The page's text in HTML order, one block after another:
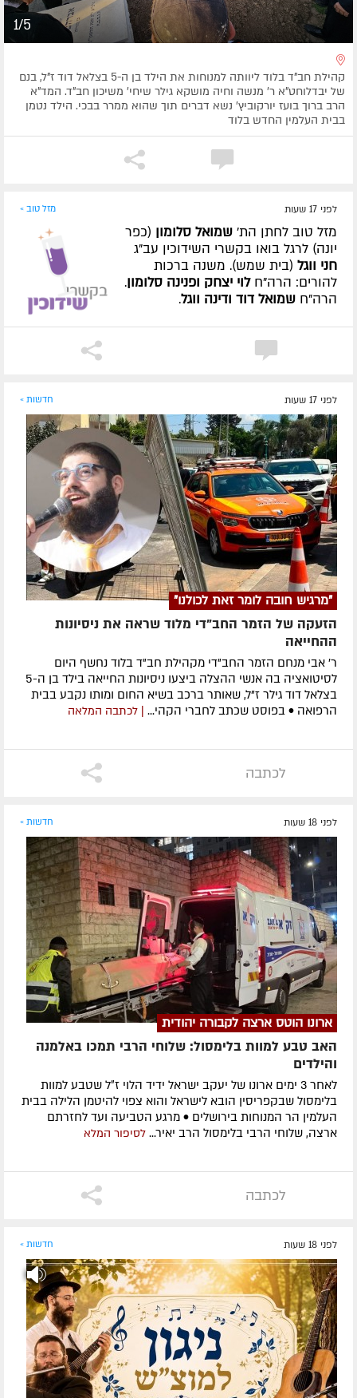
1/5
קהילת חב"ד בלוד ליוותה למנוחות את הילד בן ה-5 בצלאל דוד ז"ל, בנם
של יבדלוחט"א ר' מנשה וחיה מושקא גילר שיחי' משיכון חב"ד. המד"א
הרב ברוך בועז יורקוביץ' נשא דברים תוך שהוא ממרר בבכי. הילד נטמן
בבית העלמין החדש בלוד
לפני 17 שעות מזל טוב »
מזל טוב לחתן הת' שמואל סלומון (כפר
יונה) לרגל בואו בקשרי השידוכין עב"ג
חני ווגל (בית שמש). משנה ברכות
להורים: הרה"חלוי יצחק ופנינה סלומון.
הרה"ח שמואל דוד ודינה ווגל.
לפני 17 שעות חדשות »
"מרגיש חובה לומר זאת לכולנו"
הזעקה של הזמר החב"די מלוד שראה את ניסיונות
ההחייאה
ר' אבי מנחם הזמר החב"די מקהילת חב"ד בלוד נחשף היום
לסיטואציה בה אנשי ההצלה ביצעו ניסיונות החייאה בילד בן ה-5
בצלאל דוד גילר ז"ל, שאותר ברכב בשיא החום ומותו נקבע בבית
הרפואה • בפוסט שכתב לחברי הקהי... | לכתבה המלאה
לכתבה
לפני 18 שעות חדשות »
ארונו הוטס ארצה לקבורה יהודית
האב טבע למוות בלימסול: שלוחי הרבי תמכו באלמנה
והילדים
לאחר 3 ימים ארונו של יעקב ישראל ידיד הלוי ז״ל שטבע למוות
בלימסול שבקפריסין הובא לישראל והוא צפוי להיטמן הלילה בבית
העלמין הר המנוחות בירושלים • מרגע הטביעה ועד לחזרתם
ארצה, שלוחי הרבי בלימסול הרב יאיר... לסיפור המלא
לכתבה
לפני 18 שעות חדשות »